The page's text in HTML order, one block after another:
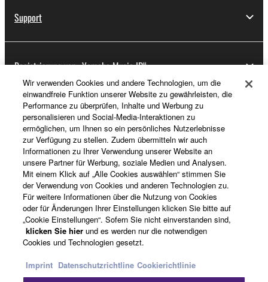
Support
Registrierung von „Yamaha Music ID“
Über Yamaha
Deutschland - German
Business
Wir verwenden Cookies und andere Technologien, um die
einwandfreie Funktion unserer Website zu gewährleisten, die
Performance zu überprüfen, Inhalte und Werbung zu
personalisieren und Social-Media-Interaktionen zu
ermöglichen, um Ihnen so ein persönliches Nutzerlebnisse
zur Verfügung zu stellen. Zudem übermitteln wir auch
Informationen zu Ihrer Verwendung unserer Website an
unsere Partner für Werbung, soziale Medien und Analysen.
Mit einem Klick auf „Alle Cookies auswählen“ stimmen Sie
der Verwendung von Cookies und anderen Technologien zu.
Für weitere Informationen über die Nutzung von Cookies
oder für Änderungen Ihrer Einstellungen klicken Sie bitte auf
„Cookie Einstellungen“. Sofern Sie nicht einverstanden sind,
klicken Sie hier und es werden nur die notwendigen
Cookies und Technologien gesetzt.
Imprint Datenschutzrichtline Cookierichtlinie